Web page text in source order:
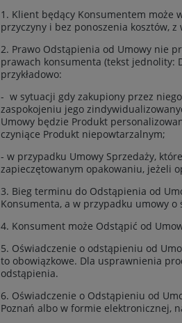
1. Klient będący Konsumentem może
przyczyny i bez ponoszenia kosztów,
2. Prawo Odstąpienia od Umowy nie
prawach konsumenta (tekst jednolity:
przykładowo:
- w sytuacji gdy zakupiony przez
zaspokojeniu jego
Umowy będzie Produkt
czyniące Produkt niepowtarzalnym;
- w przypadku Umowy Sprzedaży,
zapieczętowanym opakowaniu, jeżeli
3. Bieg terminu do Odstąpienia od
Konsumenta, a w przypadku umowy o
4. Konsument może Odstąpić od
5. Oświadczenie o odstąpieniu od
to obowiązkowe. Dla usprawnienia
odstąpienia.
6. Oświadczenie o Odstąpieniu od
Poznań albo w formie elektronicznej,